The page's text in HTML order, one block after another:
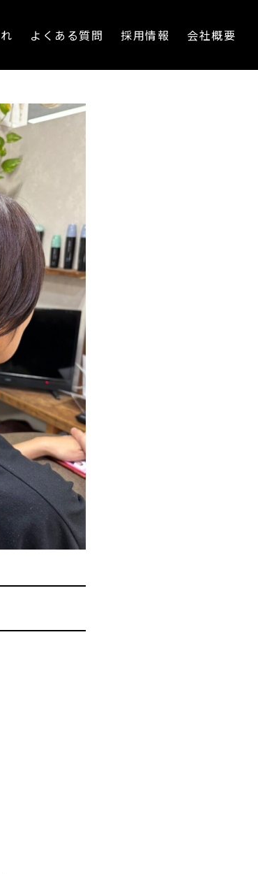
よくある質問 採用情報 会社概要